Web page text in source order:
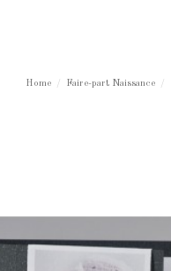
Home Faire-part Naissance